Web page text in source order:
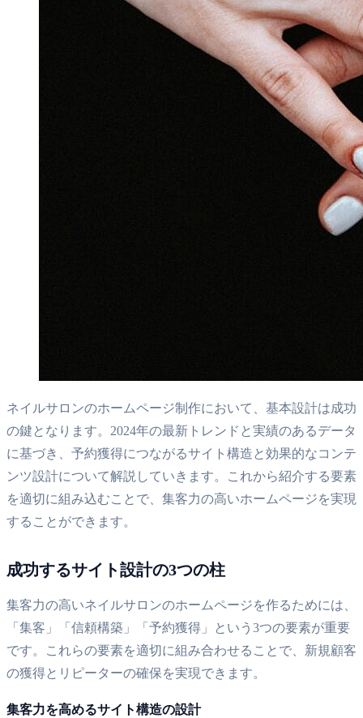
ネイルサロンのホームページ制作において、基本設計は成功
の鍵となります。2024年の最新トレンドと実績のあるデータ
に基づき、予約獲得につながるサイト構造と効果的なコンテ
ンツ設計について解説していきます。これから紹介する要素
を適切に組み込むことで、集客力の高いホームページを実現
することができます。
成功するサイト設計の3つの柱
集客力の高いネイルサロンのホームページを作るためには、
「集客」「信頼構築」「予約獲得」という3つの要素が重要
です。これらの要素を適切に組み合わせることで、新規顧客
の獲得とリピーターの確保を実現できます。
集客力を高めるサイト構造の設計